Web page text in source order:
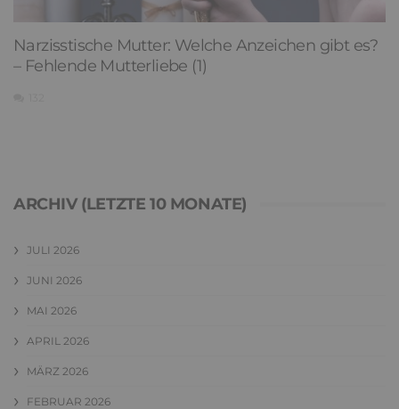
Narzisstische Mutter: Welche Anzeichen gibt es?
– Fehlende Mutterliebe (1)
ARCHIV (LETZTE 10 MONATE)
JULI 2026
JUNI 2026
MAI 2026
APRIL 2026
MÄRZ 2026
FEBRUAR 2026